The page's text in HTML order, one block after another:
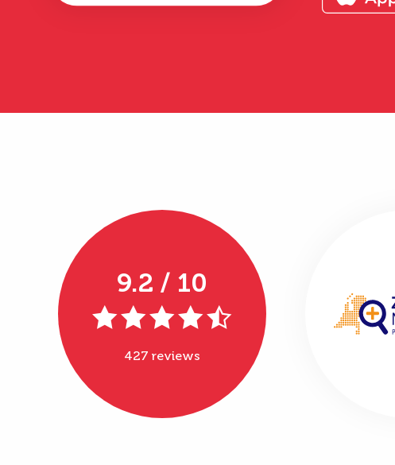
9.2 / 10
427 reviews